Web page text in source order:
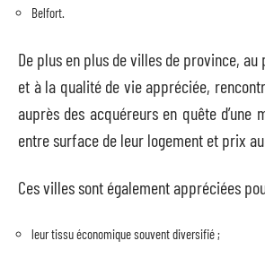
Belfort.
De plus en plus de villes de province,
et à la qualité de vie appréciée,
auprès des acquéreurs en quête d’une
entre surface de leur logement et prix
Ces villes sont également appréciées
leur tissu économique souvent diversifié ;